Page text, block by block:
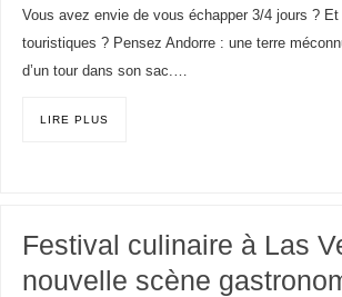
Vous avez envie de vous échapper 3/4 jours ?
touristiques ? Pensez Andorre : une terre
d’un tour dans son sac.…
LIRE PLUS
Festival culinaire à Las
nouvelle scène